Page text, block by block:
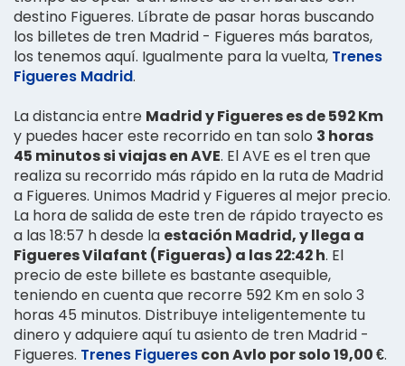
destino Figueres. Líbrate de pasar horas buscando
los billetes de tren Madrid - Figueres más baratos,
los tenemos aquí. Igualmente para la vuelta, Trenes
Figueres Madrid.
La distancia entre Madrid y Figueres es de 592 Km
y puedes hacer este recorrido en tan solo 3 horas
45 minutos si viajas en AVE. El AVE es el tren que
realiza su recorrido más rápido en la ruta de Madrid
a Figueres. Unimos Madrid y Figueres al mejor precio.
La hora de salida de este tren de rápido trayecto es
a las 18:57 h desde la estación Madrid, y llega a
Figueres Vilafant (Figueras) a las 22:42 h. El
precio de este billete es bastante asequible,
teniendo en cuenta que recorre 592 Km en solo 3
horas 45 minutos. Distribuye inteligentemente tu
dinero y adquiere aquí tu asiento de tren Madrid -
Figueres. Trenes Figuerescon Avlo por solo 19,00 €.